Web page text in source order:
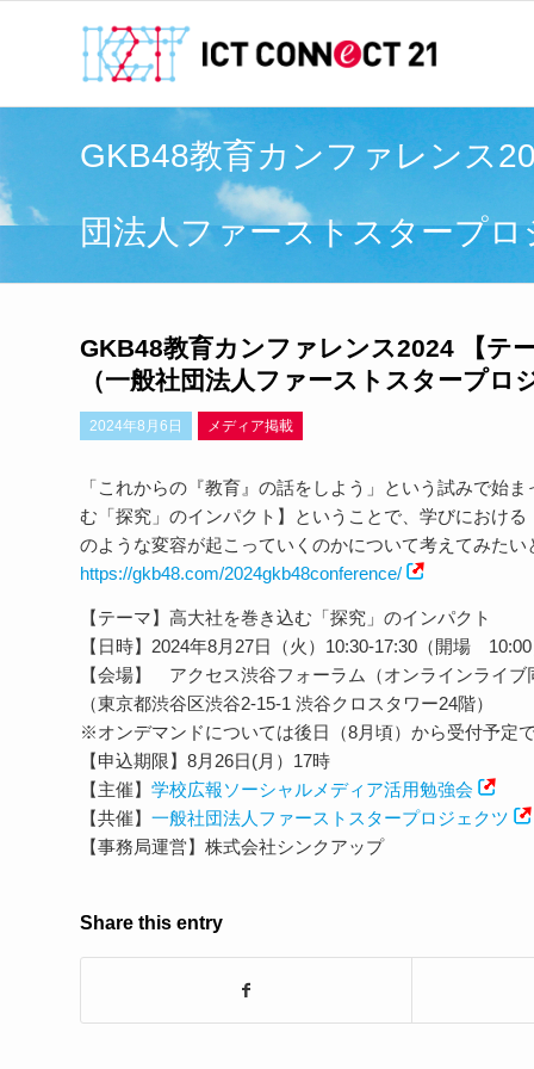
GKB48教育カンファレンス
団法人ファーストスタープ
GKB48教育カンファレンス2024 【テ
（一般社団法人ファーストスタープロ
2024年8月6日 メディア掲載
「これからの『教育』の話をしよう」という試みで始
む「探究」のインパクト】ということで、学びにおけ
のような変容が起こっていくのかについて考えてみたい
https://gkb48.com/2024gkb48conference/
【テーマ】高大社を巻き込む「探究」のインパクト
【日時】2024年8月27日（火）10:30-17:30（開場 10:00
【会場】 アクセス渋谷フォーラム（オンラインライブ
（東京都渋谷区渋谷2-15-1 渋谷クロスタワー24階）
※オンデマンドについては後日（8月頃）から受付予定で
【申込期限】8月26日(月）17時
【主催】 学校広報ソーシャルメディア活用勉強会
【共催】 一般社団法人ファーストスタープロジェクツ
【事務局運営】株式会社シンクアップ
Share this entry